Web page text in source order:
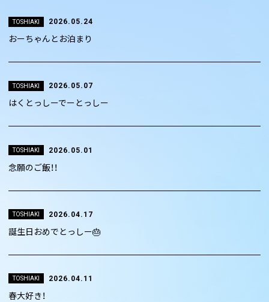
TOSHIAKI 2026.05.24
おーちゃんとお泊まり
TOSHIAKI 2026.05.07
はくとっしーでーとっしー
TOSHIAKI 2026.05.01
念願のご飯！！
TOSHIAKI 2026.04.17
誕生日おめでとっしー🎂
TOSHIAKI 2026.04.11
春大好き！